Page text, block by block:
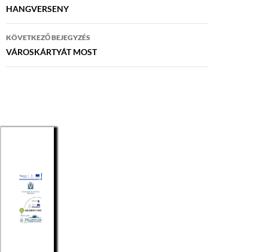
navigáció
HANGVERSENY
KÖVETKEZŐ BEJEGYZÉS
VÁROSKÁRTYÁT MOST